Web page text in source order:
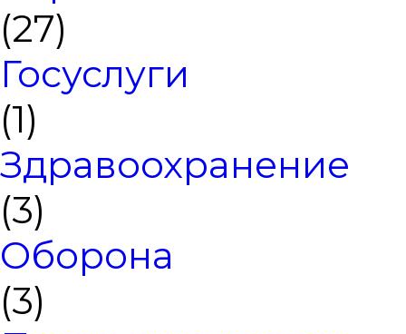
(27)
Госуслуги
(1)
Здравоохранение
(3)
Оборона
(3)